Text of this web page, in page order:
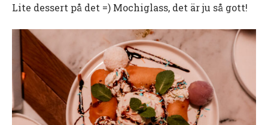
Lite dessert på det =) Mochiglass, det är ju så gott!